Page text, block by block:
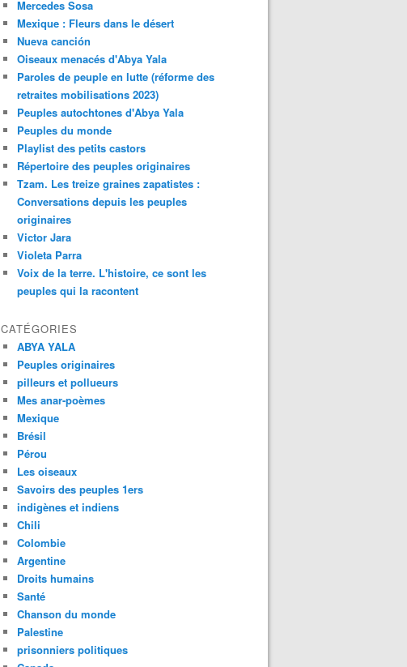
Mercedes Sosa
Mexique : Fleurs dans le désert
Nueva canción
Oiseaux menacés d'Abya Yala
Paroles de peuple en lutte (réforme des
retraites mobilisations 2023)
Peuples autochtones d'Abya Yala
Peuples du monde
Playlist des petits castors
Répertoire des peuples originaires
Tzam. Les treize graines zapatistes :
Conversations depuis les peuples
originaires
Victor Jara
Violeta Parra
Voix de la terre. L'histoire, ce sont les
peuples qui la racontent
CATÉGORIES
ABYA YALA
Peuples originaires
pilleurs et pollueurs
Mes anar-poèmes
Mexique
Brésil
Pérou
Les oiseaux
Savoirs des peuples 1ers
indigènes et indiens
Chili
Colombie
Argentine
Droits humains
Santé
Chanson du monde
Palestine
prisonniers politiques